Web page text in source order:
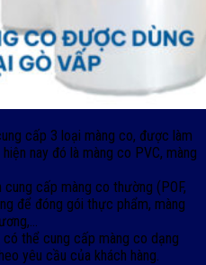
cấp 3 loại màng co, được làm
nay đó là màng co PVC, màng
cấp màng co thường (POF,
để đóng gói thực phẩm, màng
thể cung cấp màng co dạng
yêu cầu của khách hàng.